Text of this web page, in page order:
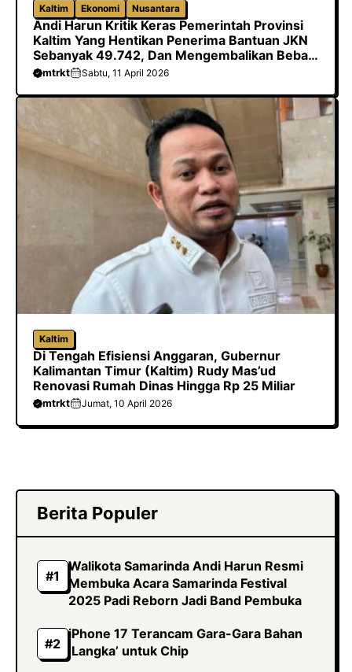
Kaltim Ekonomi Nusantara
Andi Harun Kritik Keras Pemerintah Provinsi
Kaltim Yang Hentikan Penerima Bantuan JKN
Sebanyak 49.742, Dan Mengembalikan Beban
Biaya Ke Kabupaten/Kota
mtrkt Sabtu, 11 April 2026
Kaltim
Di Tengah Efisiensi Anggaran, Gubernur
Kalimantan Timur (Kaltim) Rudy Mas’ud
Renovasi Rumah Dinas Hingga Rp 25 Miliar
mtrkt Jumat, 10 April 2026
Berita Populer
Walikota Samarinda Andi Harun Resmi
Membuka Acara Samarinda Festival
2025 Padi Reborn Jadi Band Pembuka
iPhone 17 Terancam Gara-Gara Bahan
‘Langka’ untuk Chip